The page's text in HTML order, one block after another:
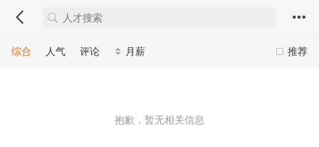
推荐
综合 人气 评论 月薪
抱歉，暂无相关信息